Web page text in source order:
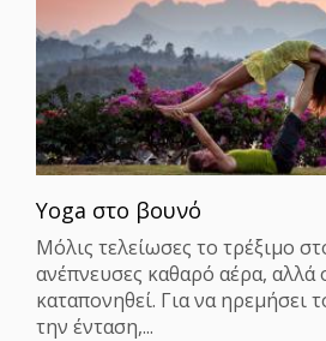
Yoga στο βουνό
Mόλις τελείωσες το τρέξιµο
ανέπνευσες καθαρό αέρα, αλλά
καταπονηθεί. Για να ηρεµήσει
την ένταση,...